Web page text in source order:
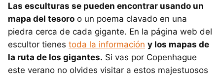
Las esculturas se pueden encontrar usando un
mapa del tesoro o un poema clavado en una
piedra cerca de cada gigante. En la página web del
escultor tienes toda la información y los mapas de
la ruta de los gigantes. Si vas por Copenhague
este verano no olvides visitar a estos majestuosos